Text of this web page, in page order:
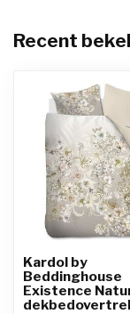
Recent
Kardol by
Beddinghouse
Existence